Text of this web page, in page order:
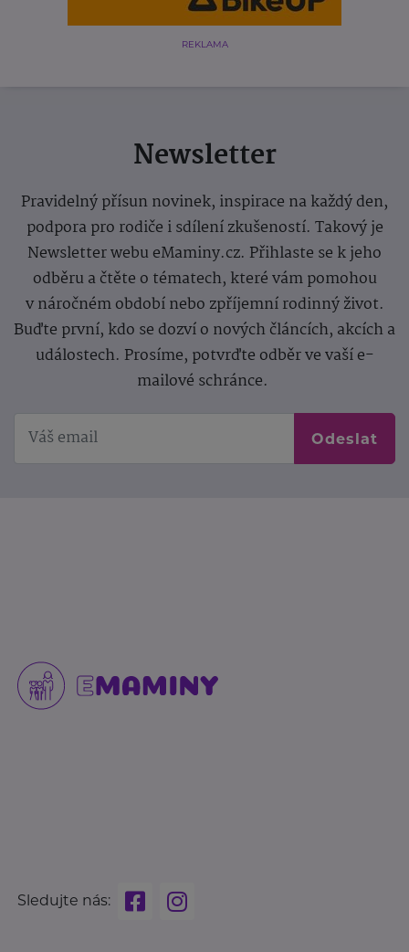
REKLAMA
Newsletter
Pravidelný přísun novinek, inspirace na každý den,
podpora pro rodiče i sdílení zkušeností. Takový je
Newsletter webu eMaminy.cz. Přihlaste se k jeho
odběru a čtěte o tématech, které vám pomohou
v náročném období nebo zpříjemní rodinný život.
Buďte první, kdo se dozví o nových článcích, akcích a
událostech. Prosíme, potvrďte odběr ve vaší e-
mailové schránce.
Odeslat
Sledujte nás: